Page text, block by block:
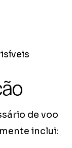
de voo
inclui: